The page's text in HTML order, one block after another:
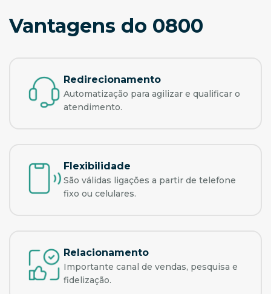
Vantagens do 0800
Redirecionamento
Automatização para agilizar e qualificar o
atendimento.
Flexibilidade
São válidas ligações a partir de telefone
fixo ou celulares.
Relacionamento
Importante canal de vendas, pesquisa e
fidelização.